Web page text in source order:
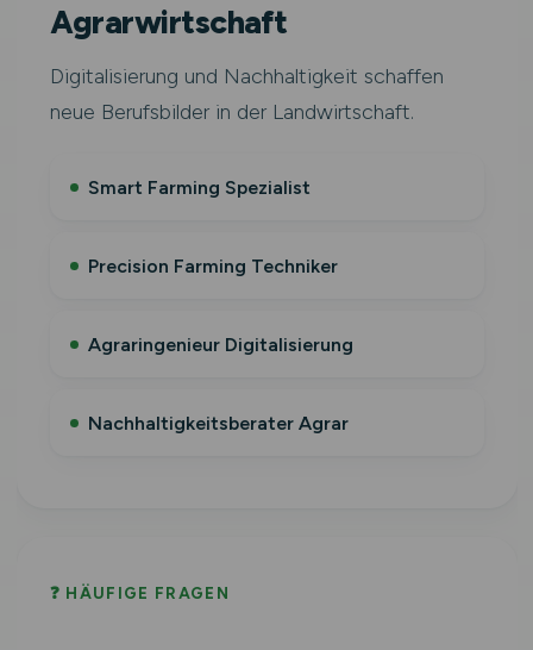
Agrarwirtschaft
Digitalisierung und Nachhaltigkeit schaffen
neue Berufsbilder in der Landwirtschaft.
Smart Farming Spezialist
Precision Farming Techniker
Agraringenieur Digitalisierung
Nachhaltigkeitsberater Agrar
❓ HÄUFIGE FRAGEN